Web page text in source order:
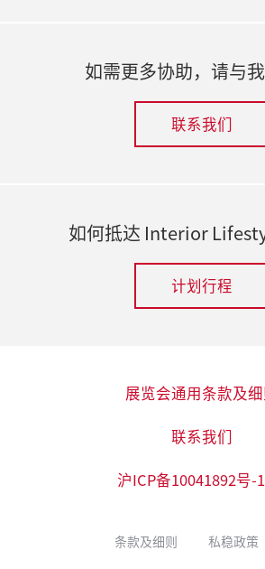
如需更多协助，请与
联系我们
如何抵达 Interior
计划行程
展览会通用条款及
联系我们
沪ICP备10041892号-1
条款及细则 私稳政策